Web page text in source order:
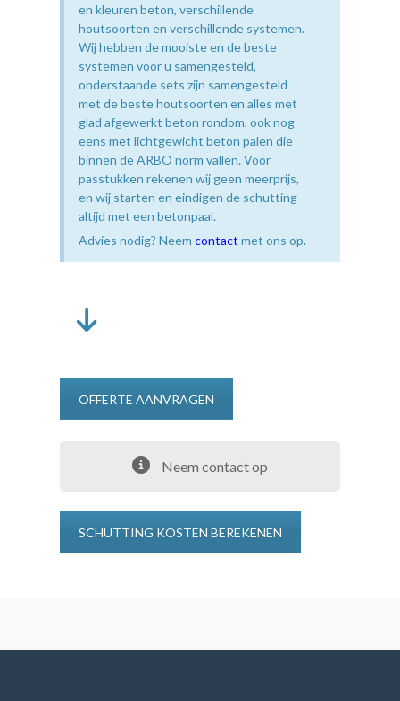
en kleuren beton, verschillende
houtsoorten en verschillende systemen.
Wij hebben de mooiste en de beste
systemen voor u samengesteld,
onderstaande sets zijn samengesteld
met de beste houtsoorten en alles met
glad afgewerkt beton rondom, ook nog
eens met lichtgewicht beton palen die
binnen de ARBO norm vallen. Voor
passtukken rekenen wij geen meerprijs,
en wij starten en eindigen de schutting
altijd met een betonpaal.
Advies nodig? Neemcontact met ons op.
OFFERTE AANVRAGEN
Neem contact op
SCHUTTING KOSTEN BEREKENEN